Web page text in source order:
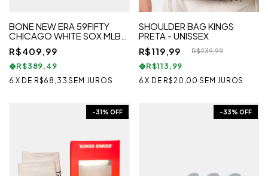
BONE NEW ERA 59FIFTY
CHICAGO WHITE SOX MLB
PRETO
R$409,99
R$389,49
6 X DE R$68,33 SEM JUROS
SHOULDER BAG KINGS
PRETA - UNISSEX
R$119,99
R$239,99
R$113,99
6 X DE R$20,00 SEM JUROS
-31% OFF -33% OFF